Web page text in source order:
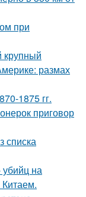
при
крупный
размах
1875 гг.
приговор
списка
на
Китаем.